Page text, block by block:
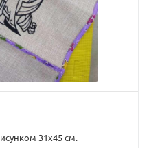
31х45 см.